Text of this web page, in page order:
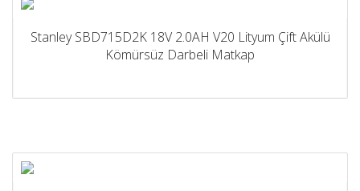
Stanley SBD715D2K 18V 2.0AH V20 Lityum Çift Akülü
Kömürsüz Darbeli Matkap